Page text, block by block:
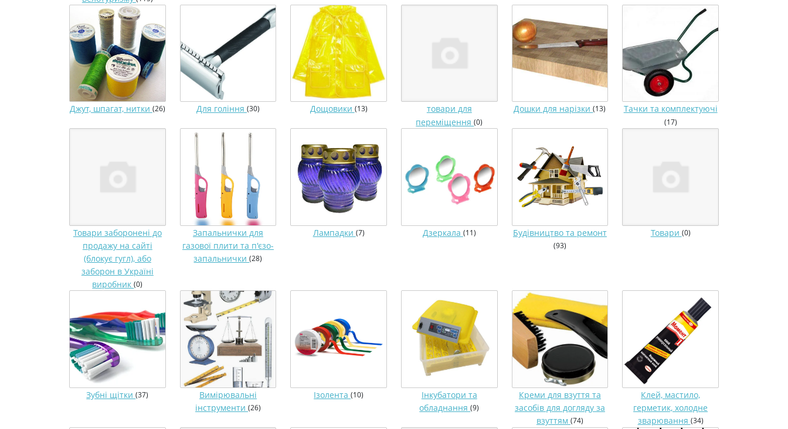
Джут, шпагат, нитки (26) Для гоління (30) Дощовики (13)
товари для
переміщення(0)
Дошки для нарізки(13) Тачки та комплектуючі
(17)
Товари заборонені до
продажу на сайті
(блокує гугл), або
заборон в Україні
виробник(0)
Запальнички для
газової плити та п'єзо-
запальнички(28)
Лампадки (7) Дзеркала (11) Будівництво та ремонт
(93)
Товари (0)
Зубні щітки(37)
Вимірювальні
інструменти (26)
Ізолента(10)
Інкубатори та
обладнання(9)
Креми для взуття та
засобів для догляду за
взуттям (74)
Клей, мастило,
герметик, холодне
зварювання (34)